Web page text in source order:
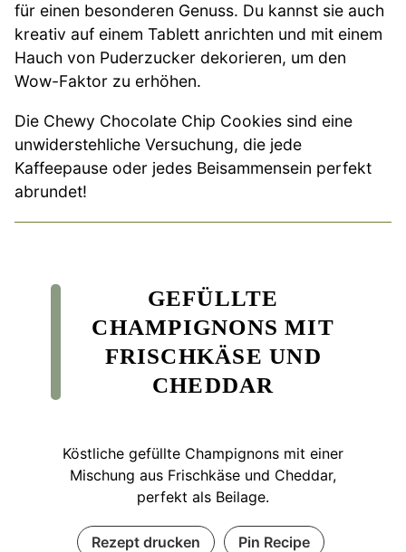
für einen besonderen Genuss. Du kannst sie auch
kreativ auf einem Tablett anrichten und mit einem
Hauch von Puderzucker dekorieren, um den
Wow-Faktor zu erhöhen.
Die Chewy Chocolate Chip Cookies sind eine
unwiderstehliche Versuchung, die jede
Kaffeepause oder jedes Beisammensein perfekt
abrundet!
GEFÜLLTE
CHAMPIGNONS MIT
FRISCHKÄSE UND
CHEDDAR
Köstliche gefüllte Champignons mit einer
Mischung aus Frischkäse und Cheddar,
perfekt als Beilage.
Rezept drucken Pin Recipe